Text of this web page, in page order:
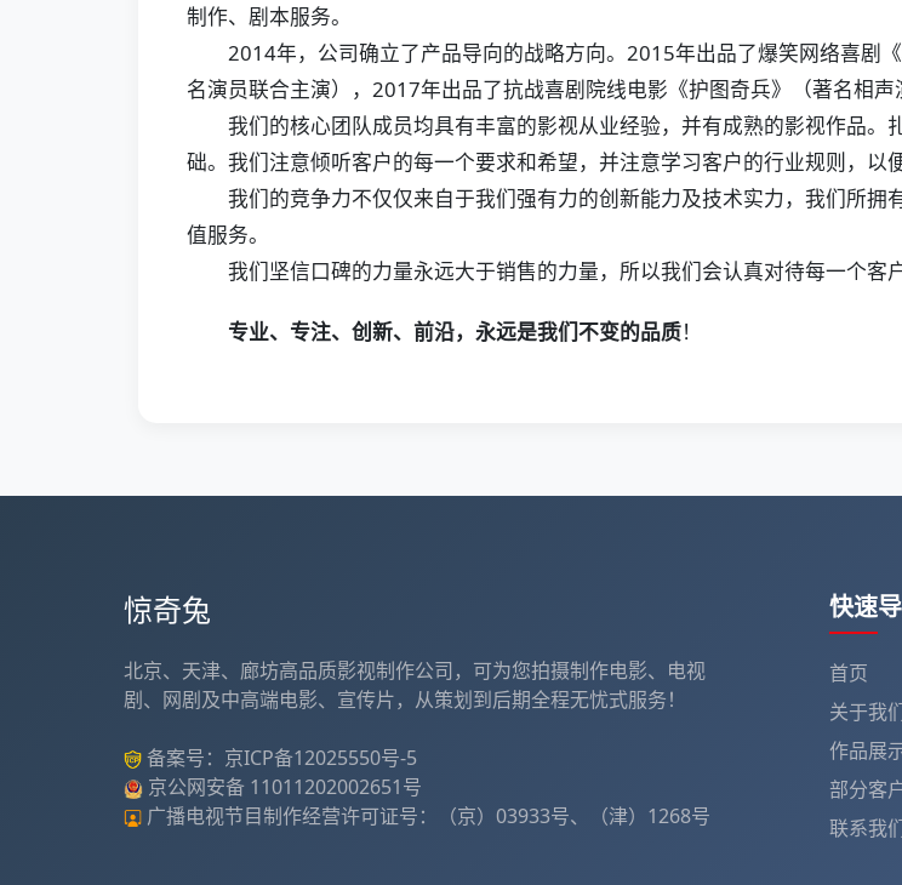
制作、剧本服务。
2014年，公司确立了产品导向的战略方向。2015年出品了爆笑网络喜剧
名演员联合主演），2017年出品了抗战喜剧院线电影《护图奇兵》（著名相声
我们的核心团队成员均具有丰富的影视从业经验，并有成熟的影视作品。
础。我们注意倾听客户的每一个要求和希望，并注意学习客户的行业规则，以
我们的竞争力不仅仅来自于我们强有力的创新能力及技术实力，我们所拥
值服务。
我们坚信口碑的力量永远大于销售的力量，所以我们会认真对待每一个客户
专业、专注、创新、前沿，永远是我们不变的品质！
惊奇兔
北京、天津、廊坊高品质影视制作公司，可为您拍摄制作电影、电视
剧、网剧及中高端电影、宣传片，从策划到后期全程无忧式服务！
备案号： 京ICP备12025550号-5
京公网安备 11011202002651号
广播电视节目制作经营许可证号：（京）03933号、（津）1268号
快速
首页
关于我
作品展
部分客
联系我